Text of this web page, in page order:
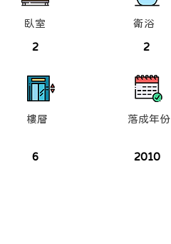
臥室
2
樓層
衛浴
2
落成年份
6 2010